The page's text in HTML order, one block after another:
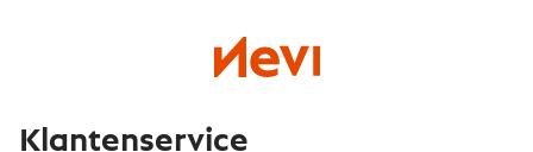
Klantenservice